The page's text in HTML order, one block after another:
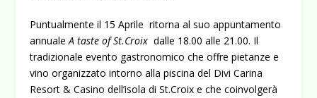
Puntualmente il 15 Aprile ritorna al suo appuntamento
annuale A taste of St.Croix dalle 18.00 alle 21.00. Il
tradizionale evento gastronomico che offre pietanze e
vino organizzato intorno alla piscina del Divi Carina
Resort & Casino dell’isola di St.Croix e che coinvolgerà